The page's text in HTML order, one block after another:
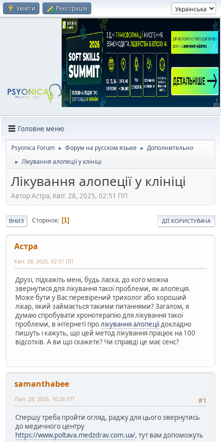
Увійти Реєстрація
Головне меню
Psyonica Forum ► Форум на русском языке ► Дополнительно
► Лікування алопеції у клініці
Лікування алопеції у клініці
Автор Астра, Квіт. 28, 2025, 02:51 ПП
ВНИЗ Сторінок 1 ДІЇ КОРИСТУВАЧА
Астра
Квіт. 28, 2025, 02:51 ПП
Друзі, підкажіть мені, будь ласка, до кого можна
звернутися для лікування такої проблеми, як алопеція.
Може бути у Вас перевірений трихолог або хороший
лікар, який займається такими питаннями? Загалом, я
думаю спробувати хронотерапію для лікування такої
проблеми, в інтернеті пролікування алопеціїдокладно
пишуть і кажуть, що цей метод лікування працює на 100
відсотків. А ви що скажете? Чи справді це має сенс?
samanthabee
#1
Лип. 28, 2025, 10:26 ПП
Спершу треба пройти огляд, раджу для цього звернутись
до медичного центру
https://www.poltava.medzdrav.com.ua/, тут вам допоможуть